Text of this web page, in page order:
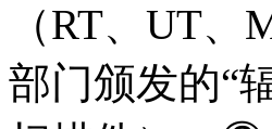
（RT、UT
部门颁发的“